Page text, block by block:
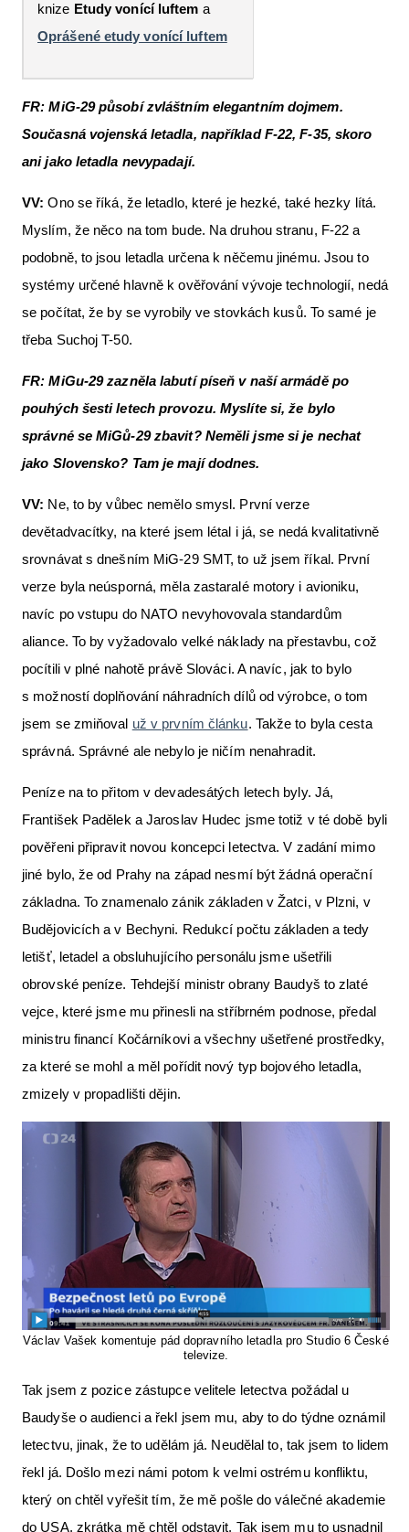
knize Etudy vonící luftem a
Oprášené etudy vonící luftem
FR: MiG-29 působí zvláštním elegantním dojmem.
Současná vojenská letadla, například F-22, F-35, skoro
ani jako letadla nevypadají.
VV: Ono se říká, že letadlo, které je hezké, také hezky lítá.
Myslím, že něco na tom bude. Na druhou stranu, F-22 a
podobně, to jsou letadla určena k něčemu jinému. Jsou to
systémy určené hlavně k ověřování vývoje technologií, nedá
se počítat, že by se vyrobily ve stovkách kusů. To samé je
třeba Suchoj T-50.
FR:MiGu-29 zazněla labutí píseň v naší armádě po
pouhých šesti letech provozu. Myslíte si, že bylo
správné se MiGů-29 zbavit? Neměli jsme si je nechat
jako Slovensko? Tam je mají dodnes.
VV: Ne, to by vůbec nemělo smysl. První verze
devětadvacítky, na které jsem létal i já, se nedá kvalitativně
srovnávat s dnešním MiG-29 SMT, to už jsem říkal. První
verze byla neúsporná, měla zastaralé motory i avioniku,
navíc po vstupu do NATO nevyhovovala standardům
aliance. To by vyžadovalo velké náklady na přestavbu, což
pocítili v plné nahotě právě Slováci. A navíc, jak to bylo
s možností doplňování náhradních dílů od výrobce, o tom
jsem se zmiňoval už v prvním článku. Takže to byla cesta
správná. Správné ale nebylo je ničím nenahradit.
Peníze na to přitom v devadesátých letech byly. Já,
František Padělek a Jaroslav Hudec jsme totiž v té době byli
pověřeni připravit novou koncepci letectva. V zadání mimo
jiné bylo, že od Prahy na západ nesmí být žádná operační
základna. To znamenalo zánik základen v Žatci, v Plzni, v
Budějovicích a v Bechyni. Redukcí počtu základen a tedy
letišť, letadel a obsluhujícího personálu jsme ušetřili
obrovské peníze. Tehdejší ministr obrany Baudyš to zlaté
vejce, které jsme mu přinesli na stříbrném podnose, předal
ministru financí Kočárníkovi a všechny ušetřené prostředky,
za které se mohl a měl pořídit nový typ bojového letadla,
zmizely v propadlišti dějin.
Václav Vašek komentuje pád dopravního letadla pro Studio 6 České
televize.
Tak jsem z pozice zástupce velitele letectva požádal u
Baudyše o audienci a řekl jsem mu, aby to do týdne oznámil
letectvu, jinak, že to udělám já. Neudělal to, tak jsem to lidem
řekl já. Došlo mezi námi potom k velmi ostrému konfliktu,
který on chtěl vyřešit tím, že mě pošle do válečné akademie
do USA, zkrátka mě chtěl odstavit. Tak jsem mu to usnadnil